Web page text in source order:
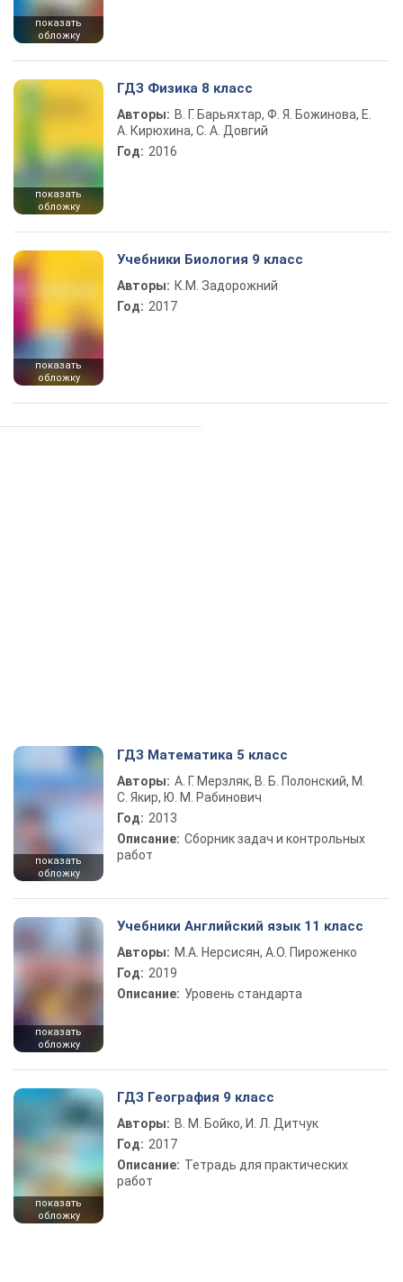
показать
обложку
показать
обложку
ГДЗ Физика 8 класс
Авторы: В. Г. Барьяхтар, Ф. Я. Божинова, Е.
А. Кирюхина, С. А. Довгий
Год: 2016
показать
обложку
Учебники Биология 9 класс
Авторы: К.М. Задорожний
Год: 2017
показать
обложку
ГДЗ Математика 5 класс
Авторы: А. Г. Мерзляк, В. Б. Полонский, М.
С. Якир, Ю. М. Рабинович
Год: 2013
Описание: Сборник задач и контрольных
работ
показать
обложку
Учебники Английский язык 11 класс
Авторы: М.А. Нерсисян, А.О. Пироженко
Год: 2019
Описание: Уровень стандарта
показать
обложку
ГДЗ География 9 класс
Авторы: В. М. Бойко, И. Л. Дитчук
Год: 2017
Описание: Тетрадь для практических
работ